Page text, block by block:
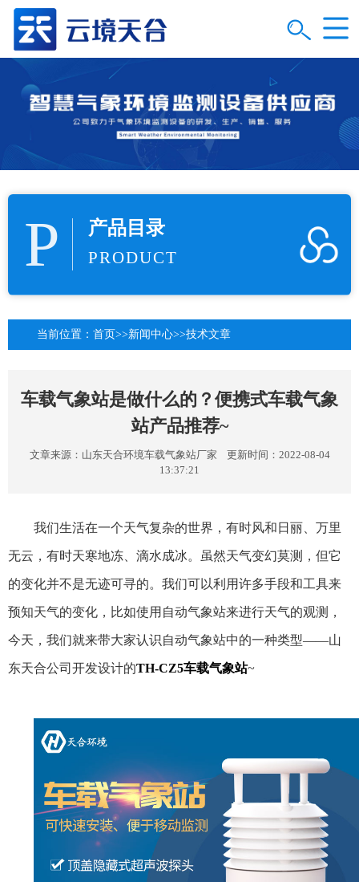
P 产品目录
PRODUCT
当前位置： 首页>>新闻中心>>技术文章
车载气象站是做什么的？便携式车载气象
站产品推荐~
文章来源： 山东天合环境车载气象站厂家 更新时间：2022-08-04
13:37:21
我们生活在一个天气复杂的世界，有时风和日丽、万里
无云，有时天寒地冻、滴水成冰。虽然天气变幻莫测，但它
的变化并不是无迹可寻的。我们可以利用许多手段和工具来
预知天气的变化，比如使用自动气象站来进行天气的观测，
今天，我们就来带大家认识自动气象站中的一种类型——山
东天合公司开发设计的TH-CZ5车载气象站~